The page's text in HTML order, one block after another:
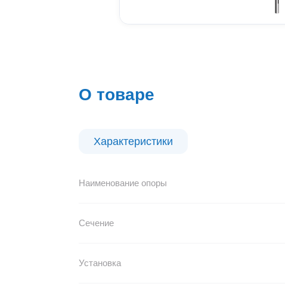
О товаре
Характеристики
Наименование опоры
Сечение
Установка